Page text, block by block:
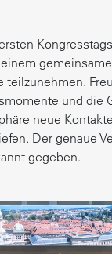
und die
neue
Der genaue
gegeben.